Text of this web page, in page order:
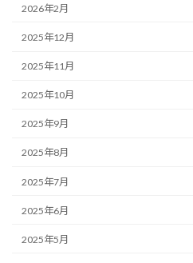
2026年2月
2025年12月
2025年11月
2025年10月
2025年9月
2025年8月
2025年7月
2025年6月
2025年5月